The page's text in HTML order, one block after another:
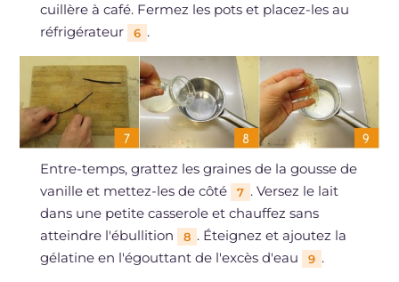
cuillère à café. Fermez les pots et placez-les au
réfrigérateur
6 .
Entre-temps, grattez les graines de la gousse de
vanille et mettez-les de côté
7 . Versez le lait
dans une petite casserole et chauffez sans
atteindre l'ébullition
8 . Éteignez et ajoutez la
gélatine en l'égouttant de l'excès d'eau
9 .